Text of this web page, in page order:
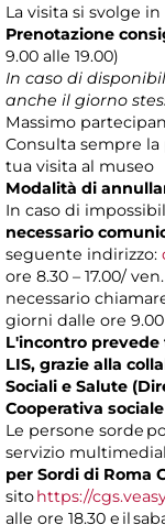
La visita si svolge
Prenotazione
9.00 alle 19.00)
In caso di
anche il giorno
Massimo
Consulta sempre la
tua visita al museo
Modalità di
In caso di
necessario
seguente indirizzo:
ore 8.30 – 17.00/
necessario
giorni dalle ore 9.00
L'incontro
LIS, grazie alla
Sociali e Salute
Cooperativa
Le persone sorde
servizio
per Sordi di Roma
sitohttps://
alle ore 18.30 e il